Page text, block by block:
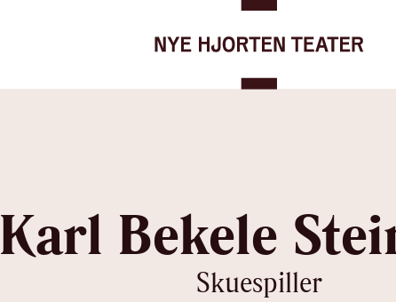
Gå til forsiden
Karl Bekele
Skuespiller